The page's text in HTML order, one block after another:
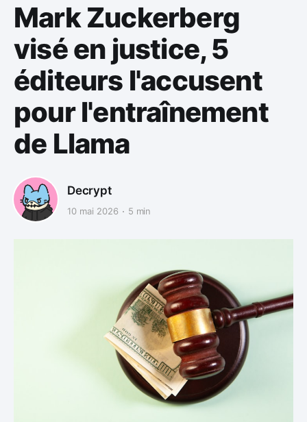
Mark Zuckerberg
visé en justice, 5
éditeurs l'accusent
pour l'entraînement
de Llama
Decrypt
10 mai 2026 5 min